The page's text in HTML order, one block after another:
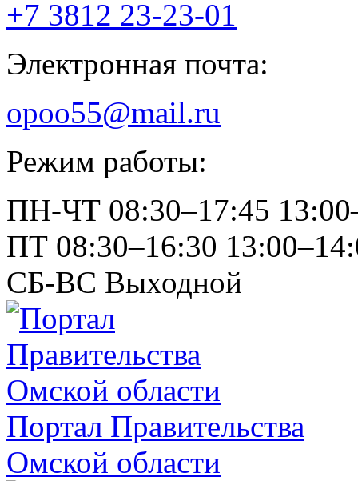
+7 3812 23-23-01
Электронная почта:
opoo55@mail.ru
Режим работы:
ПН-ЧТ 08:30–17:45
ПТ 08:30–16:30
СБ-ВС Выходной
Портал Правительства
Омской области